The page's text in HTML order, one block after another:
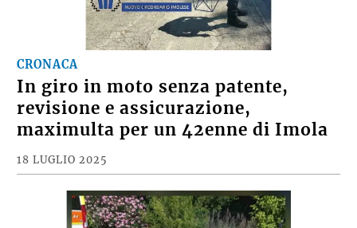
CRONACA
In giro in moto senza patente,
revisione e assicurazione,
maximulta per un 42enne di Imola
18 LUGLIO 2025